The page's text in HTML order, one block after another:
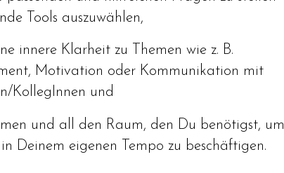
Tools auszuwählen,
innere Klarheit zu Themen wie z. B.
Motivation oder Kommunikation mit
KollegInnen und
und all den Raum, den Du benötigst, um
Deinem eigenen Tempo zu beschäftigen.